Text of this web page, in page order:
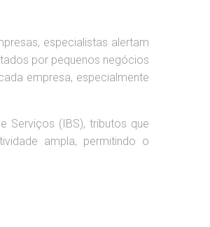
especialistas alertam
por pequenos negócios
empresa, especialmente
Serviços (IBS), tributos que
ampla, permitindo o